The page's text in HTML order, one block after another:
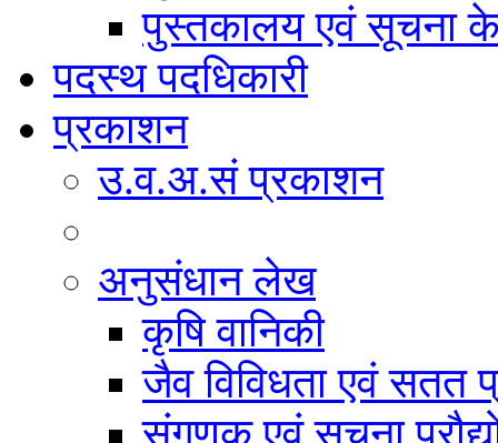
पुस्तकालय एवं सूचना
पदस्थ पदधिकारी
प्रकाशन
उ.व.अ.सं प्रकाशन
अनुसंधान लेख
कृषि वानिकी
जैव विविधता एवं सतत